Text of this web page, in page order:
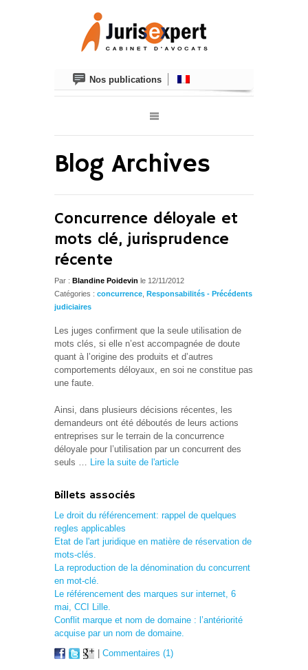
Nos publications
Blog Archives
Concurrence déloyale et
mots clé, jurisprudence
récente
Par : Blandine Poidevin le 12/11/2012
Catégories : concurrence Responsabilités - Précédents
judiciaires
Les juges confirment que la seule utilisation de
mots clés, si elle n’est accompagnée de doute
quant à l’origine des produits et d’autres
comportements déloyaux, en soi ne constitue pas
une faute.
Ainsi, dans plusieurs décisions récentes, les
demandeurs ont été déboutés de leurs actions
entreprises sur le terrain de la concurrence
déloyale pour l’utilisation par un concurrent des
seuls … Lire la suite de l'article
Billets associés
Le droit du référencement: rappel de quelques
regles applicables
Etat de l'art juridique en matière de réservation de
mots-clés.
La reproduction de la dénomination du concurrent
en mot-clé.
Le référencement des marques sur internet, 6
mai, CCI Lille.
Conflit marque et nom de domaine : l’antériorité
acquise par un nom de domaine.
Commentaires (1)